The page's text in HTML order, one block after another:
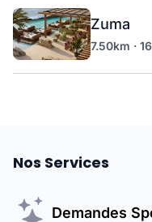
Zuma
7.50km ·
Nos Services
Demandes